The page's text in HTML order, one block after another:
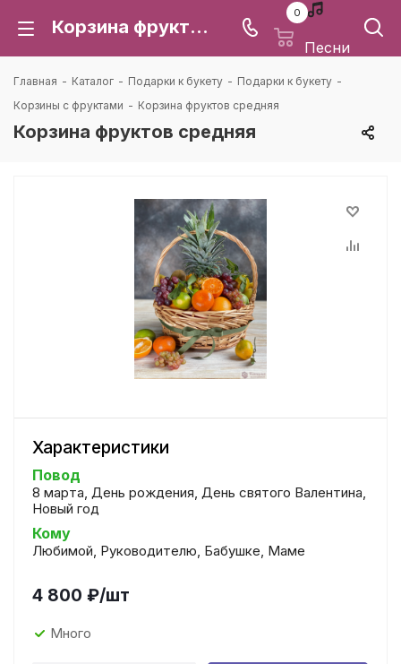
Корзина фруктов средняя: цена и доставка в Воронеже | Каталея
0
Песни
Главная - Каталог - Подарки к букету - Подарки к букету -
Корзины с фруктами - Корзина фруктов средняя
Корзина фруктов средняя
Характеристики
Повод
8 марта, День рождения, День святого Валентина,
Новый год
Кому
Любимой, Руководителю, Бабушке, Маме
4 800 ₽/шт
Много